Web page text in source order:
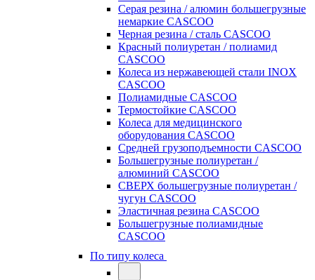
Серая резина / алюмин большегрузные
немаркие CASCOO
Черная резина / сталь CASCOO
Красный полиуретан / полиамид
CASCOO
Колеса из нержавеющей стали INOX
CASCOO
Полиамидные CASCOO
Термостойкие CASCOO
Колеса для медицинского
оборудования CASCOO
Средней грузоподъемности CASCOO
Большегрузные полиуретан /
алюминий CASCOO
СВЕРХ большегрузные полиуретан /
чугун CASCOO
Эластичная резина CASCOO
Большегрузные полиамидные
CASCOO
По типу колеса